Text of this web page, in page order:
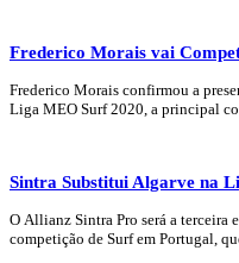
Frederico Morais vai
Frederico Morais confirmou a
Liga MEO Surf 2020, a principal
Sintra Substitui Algarve na
O Allianz Sintra Pro será a
competição de Surf em Portugal,